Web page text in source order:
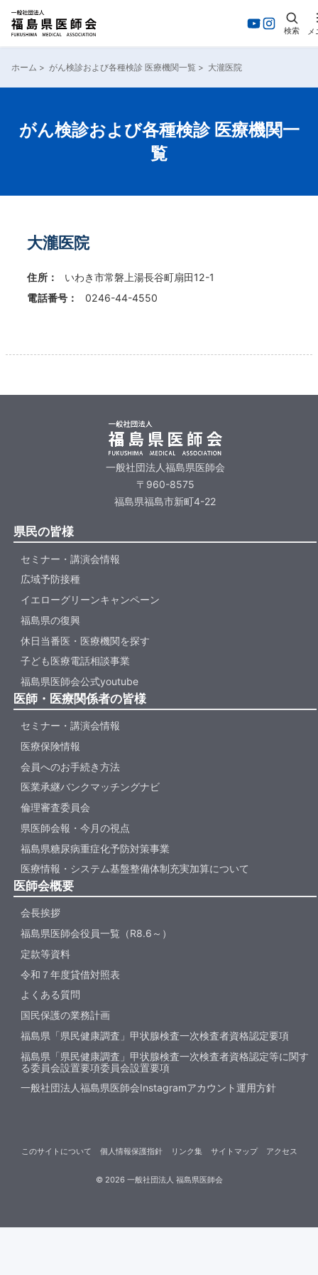
検索 メ
ホーム > がん検診および各種検診 医療機関一覧 > 大瀧医院
がん検診および各種検診 医療機関一
覧
大瀧医院
住所：
いわき市常磐上湯長谷町扇田12-1
電話番号：
0246-44-4550
一般社団法人福島県医師会
〒960-8575
福島県福島市新町4-22
県民の皆様
セミナー・講演会情報
広域予防接種
イエローグリーンキャンペーン
福島県の復興
休日当番医・医療機関を探す
子ども医療電話相談事業
福島県医師会公式youtube
医師・医療関係者の皆様
セミナー・講演会情報
医療保険情報
会員へのお手続き方法
医業承継バンクマッチングナビ
倫理審査委員会
県医師会報・今月の視点
福島県糖尿病重症化予防対策事業
医療情報・システム基盤整備体制充実加算について
医師会概要
会長挨拶
福島県医師会役員一覧（R8.6～）
定款等資料
令和７年度貸借対照表
よくある質問
国民保護の業務計画
福島県「県民健康調査」甲状腺検査一次検査者資格認定要項
福島県「県民健康調査」甲状腺検査一次検査者資格認定等に関す
る委員会設置要項委員会設置要項
一般社団法人福島県医師会Instagramアカウント運用方針
© 2026一般社団法人 福島県医師会
このサイトについて 個人情報保護指針 リンク集 サイトマップ アクセス